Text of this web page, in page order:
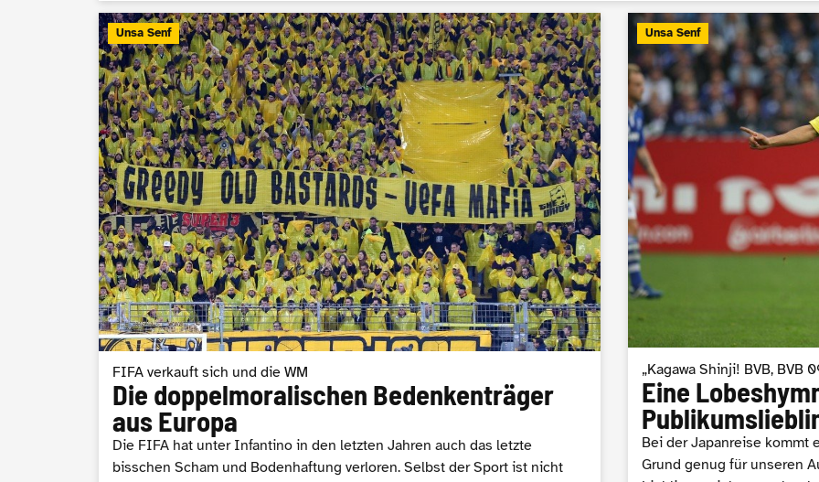
Unsa Senf
FIFA verkauft sich und die WM
Die doppelmoralischen Bedenkenträger
aus Europa
Die FIFA hat unter Infantino in den letzten Jahren auch das letzte
bisschen Scham und Bodenhaftung verloren. Selbst der Sport ist nicht
Unsa Senf
„Kagawa Shinji! BVB, BVB
Eine
Bei der Japanreise kommt
Grund genug für unseren